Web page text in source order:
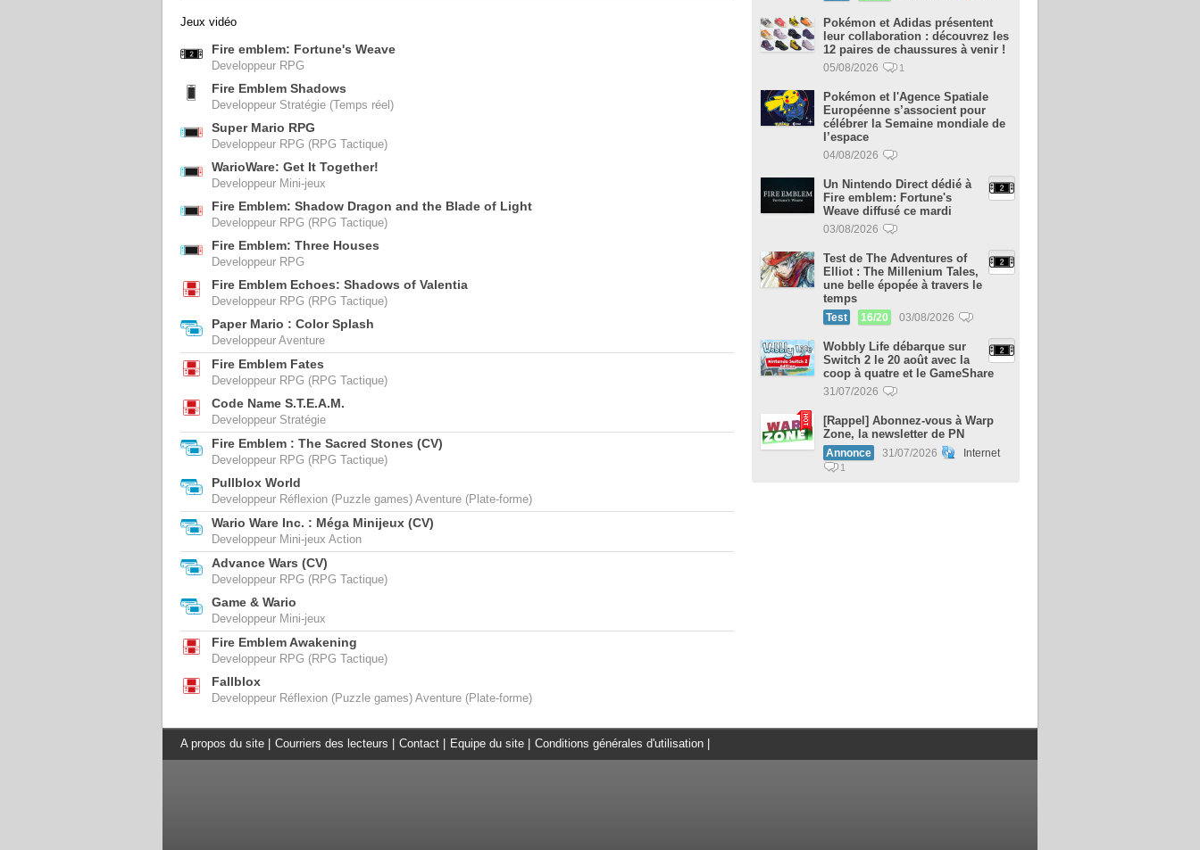
Jeux vidéo
Fire emblem: Fortune's Weave
Developpeur RPG
Fire Emblem Shadows
Developpeur Stratégie (Temps réel)
Super Mario RPG
Developpeur RPG (RPG Tactique)
WarioWare: Get It Together!
Developpeur Mini-jeux
Fire Emblem: Shadow Dragon and the Blade of Light
Developpeur RPG (RPG Tactique)
Fire Emblem: Three Houses
Developpeur RPG
Fire Emblem Echoes: Shadows of Valentia
Developpeur RPG (RPG Tactique)
Paper Mario : Color Splash
Developpeur Aventure
Fire Emblem Fates
Developpeur RPG (RPG Tactique)
Code Name S.T.E.A.M.
Developpeur Stratégie
Fire Emblem : The Sacred Stones (CV)
Developpeur RPG (RPG Tactique)
Pullblox World
Developpeur Réflexion (Puzzle games) Aventure (Plate-forme)
Wario Ware Inc. : Méga Minijeux (CV)
Developpeur Mini-jeux Action
Advance Wars (CV)
Developpeur RPG (RPG Tactique)
Game & Wario
Developpeur Mini-jeux
Fire Emblem Awakening
Developpeur RPG (RPG Tactique)
Fallblox
Developpeur Réflexion (Puzzle games) Aventure (Plate-forme)
Pokémon et Adidas présentent
leur collaboration : découvrez les
12 paires de chaussures à venir !
05/08/2026 1
Pokémon et l'Agence Spatiale
Européenne s’associent pour
célébrer la Semaine mondiale de
l’espace
04/08/2026
Un Nintendo Direct dédié à
Fire emblem: Fortune's
Weave diffusé ce mardi
03/08/2026
Test de The Adventures of
Elliot : The Millenium Tales,
une belle épopée à travers le
temps
Test 16/20 03/08/2026
Wobbly Life débarque sur
Switch 2 le 20 août avec la
coop à quatre et le GameShare
31/07/2026
[Rappel] Abonnez-vous à Warp
Zone, la newsletter de PN
Annonce 31/07/2026 Internet
1
A propos du site Courriers des lecteurs Contact Equipe du site Conditions générales d'utilisation